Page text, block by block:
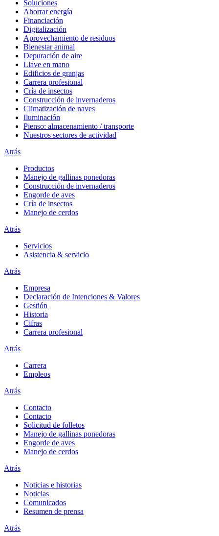
Soluciones
Ahorrar energía
Financiación
Digitalización
Aprovechamiento de residuos
Bienestar animal
Depuración de aire
Llave en mano
Edificios de granjas
Carrera profesional
Cría de insectos
Construcción de invernaderos
Climatización de naves
Iluminación
Pienso: almacenamiento / transporte
Nuestros sectores de actividad
Atrás
Productos
Manejo de gallinas ponedoras
Construcción de invernaderos
Engorde de aves
Cría de insectos
Manejo de cerdos
Atrás
Servicios
Asistencia & servicio
Atrás
Empresa
Declaración de Intenciones & Valores
Gestión
Historia
Cifras
Carrera profesional
Atrás
Carrera
Empleos
Atrás
Contacto
Contacto
Solicitud de folletos
Manejo de gallinas ponedoras
Engorde de aves
Manejo de cerdos
Atrás
Noticias e historias
Noticias
Comunicados
Resumen de prensa
Atrás